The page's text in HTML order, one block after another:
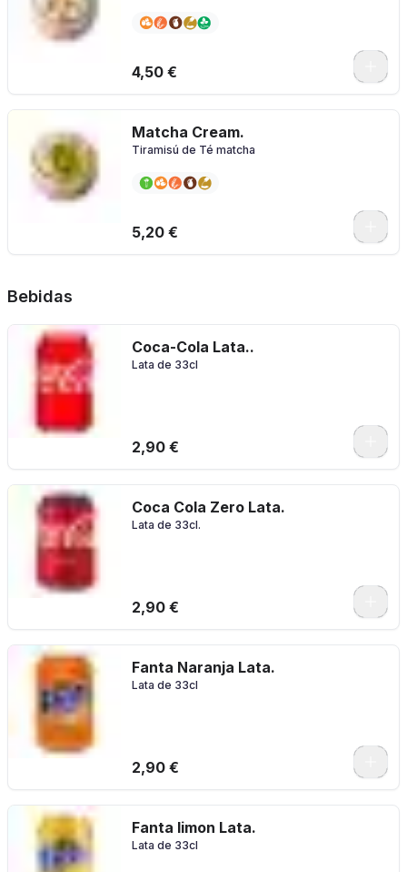
4,50 €
Matcha Cream.
Tiramisú de Té matcha
5,20 €
Bebidas
Coca-Cola Lata..
Lata de 33cl
2,90 €
Coca Cola Zero Lata.
Lata de 33cl.
2,90 €
Fanta Naranja Lata.
Lata de 33cl
2,90 €
Fanta limon Lata.
Lata de 33cl